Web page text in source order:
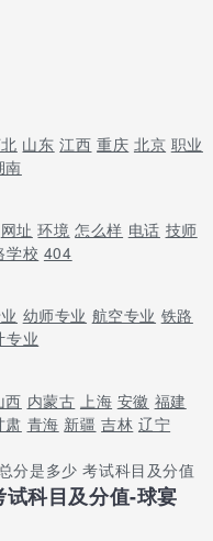
山东 江西 重庆 北京 职业
南
网址 环境 怎么样 电话 技师
学校 404
幼师专业 航空专业 铁路
专业
西 内蒙古 上海 安徽 福建
肃 青海 新疆 吉林 辽宁
分是多少 考试科目及分值
科目及分值-球宴